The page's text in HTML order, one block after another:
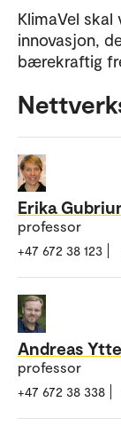
KlimaVel
innovasjon,
bærekraftig
Erika
professor
+47 672 38 123
Andreas
professor
+47 672 38 338